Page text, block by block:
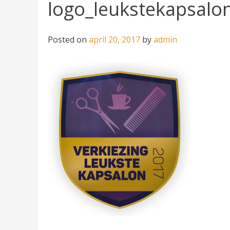
Posted on april 20, 2017 byadmin